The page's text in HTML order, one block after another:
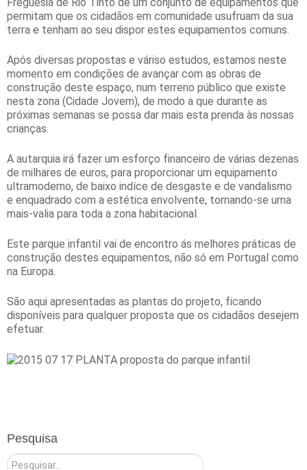
Pesquisa
Pesquisar
permitam que os cidadãos em comunidade usufruam da sua
terra e tenham ao seu dispor estes equipamentos comuns.
Após diversas propostas e váriso estudos, estamos neste
momento em condições de avançar com as obras de
construção deste espaço, num terreno público que existe
nesta zona (Cidade Jovem), de modo a que durante as
próximas semanas se possa dar mais esta prenda às nossas
crianças.
A autarquia irá fazer um esforço financeiro de várias dezenas
de milhares de euros, para proporcionar um equipamento
ultramoderno, de baixo indíce de desgaste e de vandalismo
e enquadrado com a estética envolvente, tornando-se uma
mais-valia para toda a zona habitacional.
Este parque infantil vai de encontro ás melhores práticas de
construção destes equipamentos, não só em Portugal como
na Europa.
São aqui apresentadas as plantas do projeto, ficando
disponíveis para qualquer proposta que os cidadãos desejem
efetuar.